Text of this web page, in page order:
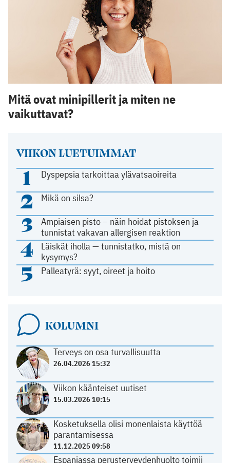
VIIKON LUETUIMMAT
1 Dyspepsia tarkoittaa ylävatsaoireita
2 Mikä on silsa?
3
Ampiaisen pisto – näin hoidat pistoksen ja
tunnistat vakavan allergisen reaktion
4
Läiskät iholla — tunnistatko, mistä on
kysymys?
5 Palleatyrä: syyt, oireet ja hoito
KOLUMNI
Terveys on osa turvallisuutta
26.04.2026 15:32
Viikon käänteiset uutiset
15.03.2026 10:15
Kosketuksella olisi monenlaista käyttöä
parantamisessa
11.12.2025 09:58
Espanjassa perusterveydenhuolto toimii
Mitä ovat minipillerit ja miten ne
vaikuttavat?